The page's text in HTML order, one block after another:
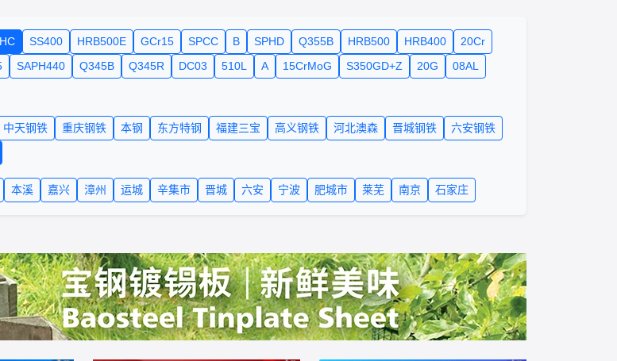
SS400 HRB500E GCr15 SPCC B SPHD Q355B HRB500 HRB400
20Cr
SAPH440 Q345B Q345R DC03 510L A 15CrMoG S350GD+Z 20G
08AL
中天钢铁 重庆钢铁 本钢 东方特钢 福建三宝 高义钢铁 河北澳森 晋城钢铁
六安钢铁
本溪 嘉兴 漳州 运城 辛集市 晋城 六安 宁波 肥城市 莱芜 南京 石家庄